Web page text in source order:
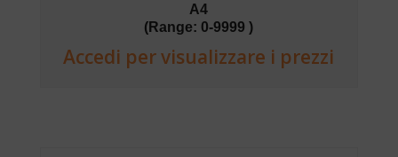
A4
(Range: 0-9999 )
Accedi per visualizzare i prezzi